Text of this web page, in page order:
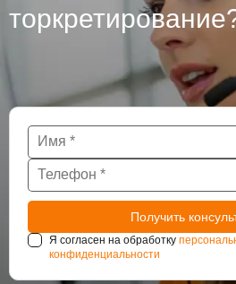
Я согласен на обработку
конфиденциальности